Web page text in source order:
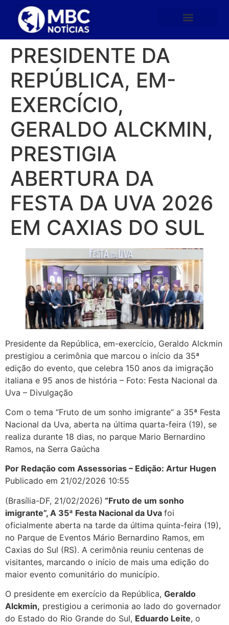
PRESIDENTE DA
REPÚBLICA, EM-
EXERCÍCIO,
GERALDO ALCKMIN,
PRESTIGIA
ABERTURA DA
FESTA DA UVA 2026
EM CAXIAS DO SUL
Presidente da República, em-exercício, Geraldo Alckmin
prestigiou a cerimônia que marcou o início da 35ª
edição do evento, que celebra 150 anos da imigração
italiana e 95 anos de história – Foto: Festa Nacional da
Uva – Divulgação
Com o tema “Fruto de um sonho imigrante” a 35ª Festa
Nacional da Uva, aberta na última quarta-feira (19), se
realiza durante 18 dias, no parque Mario Bernardino
Ramos, na Serra Gaúcha
Por Redação com Assessorias – Edição: Artur Hugen
Publicado em 21/02/2026 10:55
(Brasília-DF, 21/02/2026) “Fruto de um sonho
imigrante”, A 35ª Festa Nacional da Uva foi
oficialmente aberta na tarde da última quinta-feira (19),
no Parque de Eventos Mário Bernardino Ramos, em
Caxias do Sul (RS). A cerimônia reuniu centenas de
visitantes, marcando o início de mais uma edição do
maior evento comunitário do município.
O presidente em exercício da República, Geraldo
Alckmin, prestigiou a cerimonia ao lado do governador
do Estado do Rio Grande do Sul, Eduardo Leite, o